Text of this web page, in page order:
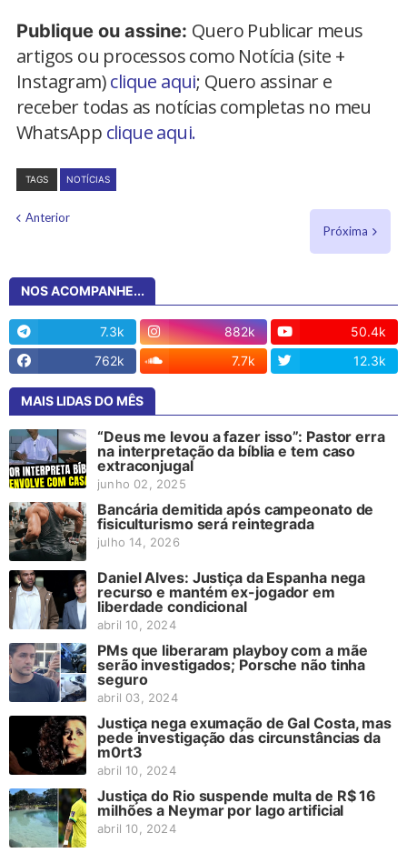
Publique ou assine: Quero Publicar meus
artigos ou processos como Notícia (site +
Instagram)clique aqui; Quero assinar e
receber todas as notícias completas no meu
WhatsApp clique aqui.
TAGS NOTÍCIAS
Anterior
Próxima
NOS ACOMPANHE...
7.3k 882k
50.4k
762k
7.7k 12.3k
MAIS LIDAS DO MÊS
“Deus me levou a fazer isso”: Pastor erra
na interpretação da bíblia e tem caso
extraconjugal
junho 02, 2025
Bancária demitida após campeonato de
fisiculturismo será reintegrada
julho 14, 2026
Daniel Alves: Justiça da Espanha nega
recurso e mantém ex-jogador em
liberdade condicional
abril 10, 2024
PMs que liberaram playboy com a mãe
serão investigados; Porsche não tinha
seguro
abril 03, 2024
Justiça nega exumação de Gal Costa, mas
pede investigação das circunstâncias da
m0rt3
abril 10, 2024
Justiça do Rio suspende multa de R$ 16
milhões a Neymar por lago artificial
abril 10, 2024